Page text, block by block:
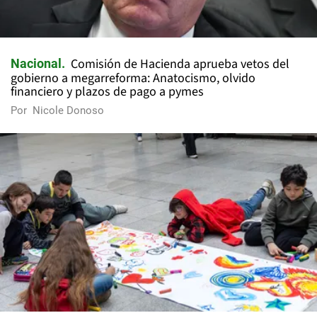
Nacional
Comisión de Hacienda aprueba vetos del
gobierno a megarreforma: Anatocismo, olvido
financiero y plazos de pago a pymes
Por Nicole Donoso